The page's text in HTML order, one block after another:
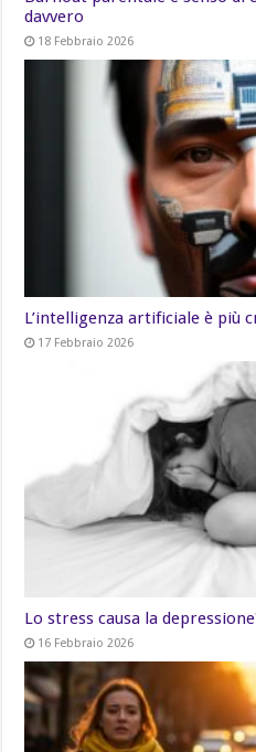
davvero
18 Febbraio 2026
L’intelligenza artificiale è più
17 Febbraio 2026
Lo stress causa la
16 Febbraio 2026